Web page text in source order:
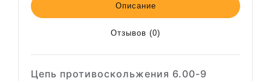
Описание
Отзывов (0)
Цепь противоскольжения 6.00-9